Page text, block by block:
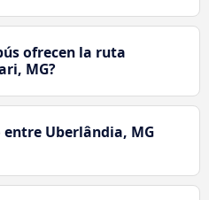
ofrecen la ruta
MG?
Uberlândia, MG